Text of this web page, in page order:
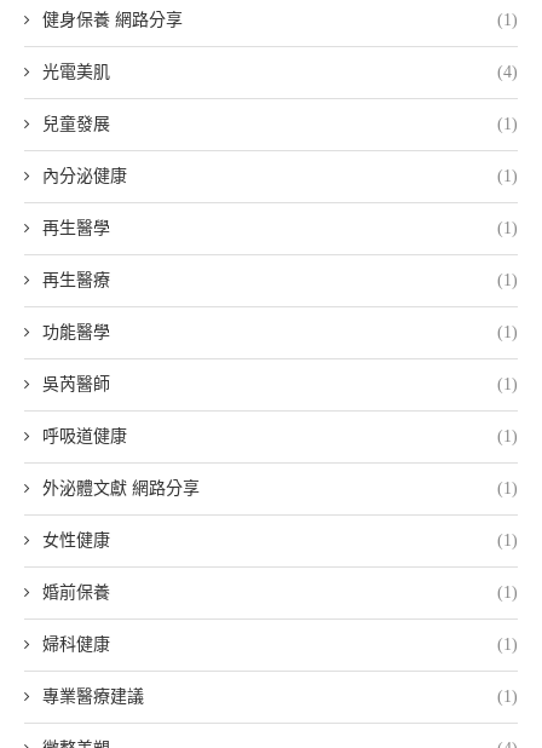
健身保養 網路分享 (1)
光電美肌 (4)
兒童發展 (1)
內分泌健康 (1)
再生醫學 (1)
再生醫療 (1)
功能醫學 (1)
吳芮醫師 (1)
呼吸道健康 (1)
外泌體文獻 網路分享 (1)
女性健康 (1)
婚前保養 (1)
婦科健康 (1)
專業醫療建議 (1)